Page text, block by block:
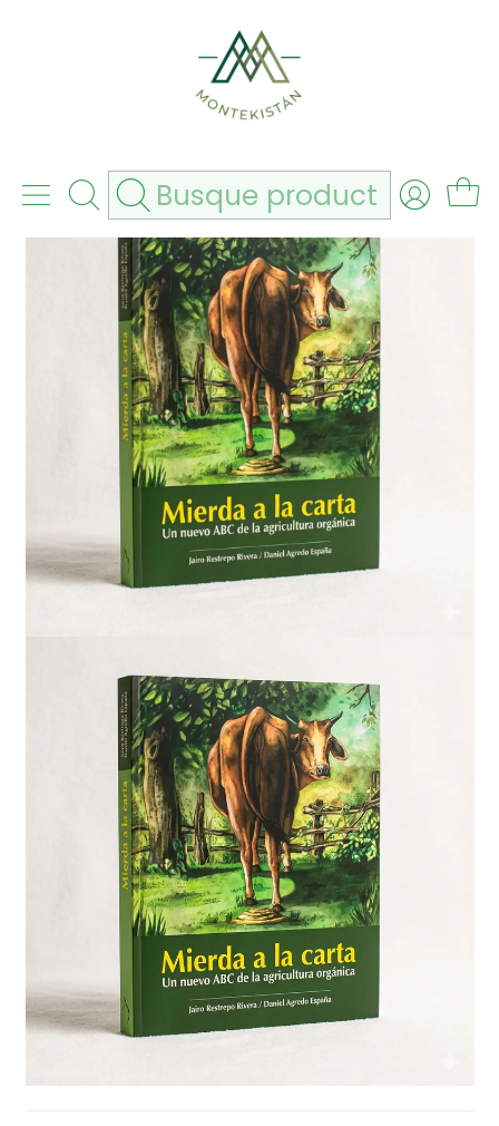
Envío gratis por compras superiores a 180.000
Agrícolas Libros
Libro "Mierda a la Carta" - Jairo Restrepo Rivera